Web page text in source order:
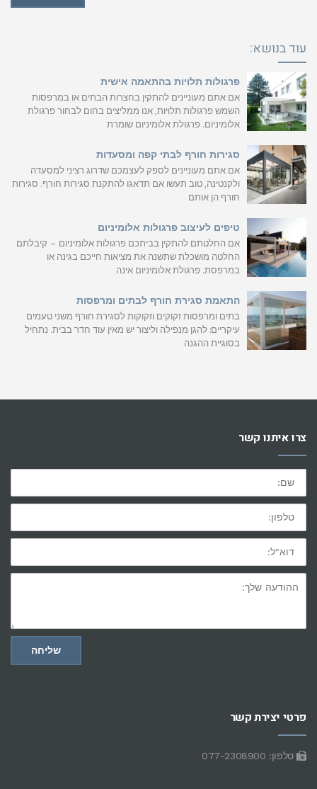
עוד בנושא:
פרגולות תלויות בהתאמה אישית
אם אתם מעוניינים להתקין בחצרות הבתים או במרפסות
השמש פרגולות תלויות, אנו ממליצים בחום לבחור פרגולת
אלומיניום. פרגולת אלומיניום שומרת
סגירות חורף לבתי קפה ומסעדות
אם אתם מעוניינים לספק לעצמכם שדרוג רציני למסעדה
ולקנטינה, טוב תעשו אם תדאגו להתקנת סגירות חורף. סגירות
חורף הן אותם
טיפים לעיצוב פרגולות אלומיניום
אם החלטתם להתקין בביתכם פרגולות אלומיניום – קיבלתם
החלטה מושכלת שתשנה את מציאות חייכם בגינה או
במרפסת. פרגולת אלומיניום אינה
התאמת סגירת חורף לבתים ומרפסות
בתים ומרפסות זקוקים וזקוקות לסגירת חורף משני טעמים
עיקריים: להגן מנפילה וליצור יש מאין עוד חדר בבית. נתחיל
בסוגיית ההגנה
צרו איתנו קשר
שם:
טלפון:
דוא"ל:
ההודעה
שלך:
שליחה
פרטי יצירת קשר
טלפון: 077-2308900